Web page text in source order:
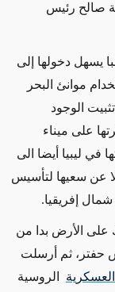
صالح رئيس
يسهل دخولها إلى
موانئ البحر
الوجود
على ميناء
ليبيا أيضا الى
عن سعيها لتأسيس
إفريقيا.
على الأرض بدا من
حفتر، ثم أرسلت
الروسية